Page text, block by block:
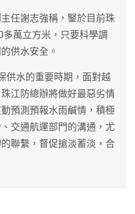
任謝志強稱，鋻於目前珠
萬立方米，只要科學調
供水安全。
供水的重要時期，面對越
江防總辦將做好最惡劣情
預測預報水雨鹹情，積極
交通航運部門的溝通，尤
聯繫，督促搶淡蓄淡，合